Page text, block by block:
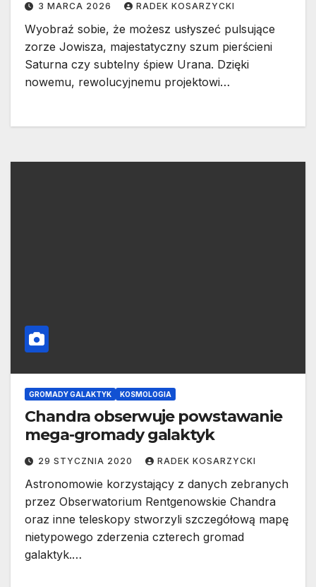
3 MARCA 2026 RADEK KOSARZYCKI
Wyobraź sobie, że możesz usłyszeć pulsujące
zorze Jowisza, majestatyczny szum pierścieni
Saturna czy subtelny śpiew Urana. Dzięki
nowemu, rewolucyjnemu projektowi…
GROMADY GALAKTYK KOSMOLOGIA
Chandra obserwuje powstawanie
mega-gromady galaktyk
29 STYCZNIA 2020 RADEK KOSARZYCKI
Astronomowie korzystający z danych zebranych
przez Obserwatorium Rentgenowskie Chandra
oraz inne teleskopy stworzyli szczegółową mapę
nietypowego zderzenia czterech gromad
galaktyk.…